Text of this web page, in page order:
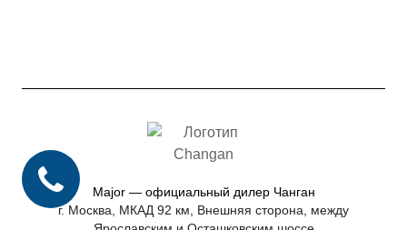
Major — официальный дилер Чанган
г. Москва, МКАД 92 км, Внешняя сторона, между